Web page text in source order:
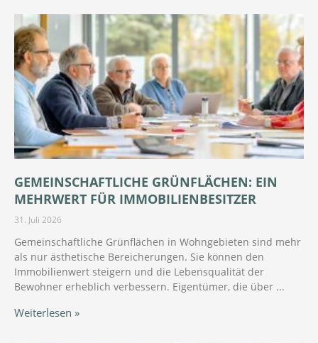
GEMEINSCHAFTLICHE GRÜNFLÄCHEN: EIN
MEHRWERT FÜR IMMOBILIENBESITZER
31. Juli 2026
Gemeinschaftliche Grünflächen in Wohngebieten sind mehr
als nur ästhetische Bereicherungen. Sie können den
Immobilienwert steigern und die Lebensqualität der
Bewohner erheblich verbessern. Eigentümer, die über
Weiterlesen »